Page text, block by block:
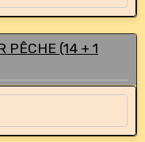
PÊCHE (14 + 1